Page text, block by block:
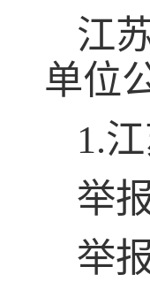
江
单位
1.
举
举